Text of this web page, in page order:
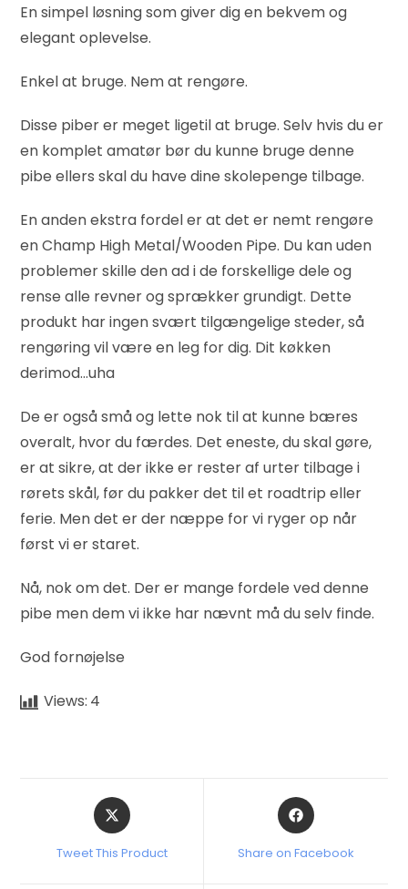
En simpel løsning som giver dig en bekvem og
elegant oplevelse.
Enkel at bruge. Nem at rengøre.
Disse piber er meget ligetil at bruge. Selv hvis du er
en komplet amatør bør du kunne bruge denne
pibe ellers skal du have dine skolepenge tilbage.
En anden ekstra fordel er at det er nemt rengøre
en Champ High Metal/Wooden Pipe. Du kan uden
problemer skille den ad i de forskellige dele og
rense alle revner og sprækker grundigt. Dette
produkt har ingen svært tilgængelige steder, så
rengøring vil være en leg for dig. Dit køkken
derimod…uha
De er også små og lette nok til at kunne bæres
overalt, hvor du færdes. Det eneste, du skal gøre,
er at sikre, at der ikke er rester af urter tilbage i
rørets skål, før du pakker det til et roadtrip eller
ferie. Men det er der næppe for vi ryger op når
først vi er staret.
Nå, nok om det. Der er mange fordele ved denne
pibe men dem vi ikke har nævnt må du selv finde.
God fornøjelse
Views: 4
Tweet This Product Share on Facebook